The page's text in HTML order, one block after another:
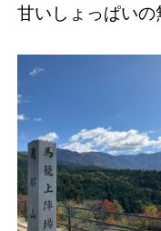
甘いしょっぱいの